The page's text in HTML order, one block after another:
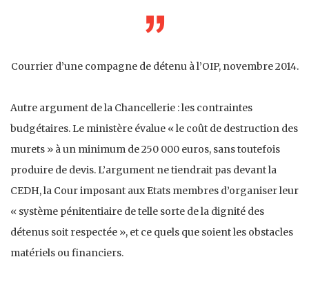
Courrier d’une compagne de détenu à l’OIP, novembre 2014.
Autre argument de la Chancellerie : les contraintes
budgétaires. Le ministère évalue « le coût de destruction des
murets » à un minimum de 250 000 euros, sans toutefois
produire de devis. L’argument ne tiendrait pas devant la
CEDH, la Cour imposant aux Etats membres d’organiser leur
« système pénitentiaire de telle sorte de la dignité des
détenus soit respectée », et ce quels que soient les obstacles
matériels ou financiers.